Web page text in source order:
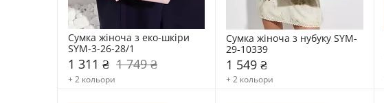
Сумка жіноча з еко-шкіри
SYM-3-26-28/1
1 311 ₴ 1 749 ₴
+ 2 кольори
Сумка жіноча з нубуку SYM-
29-10339
1 549 ₴
+ 2 кольори